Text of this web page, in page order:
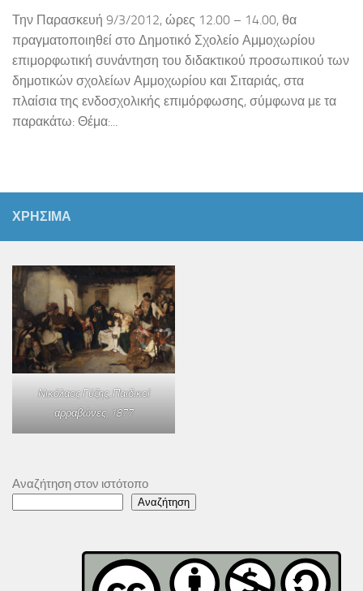
Την Παρασκευή 9/3/2012, ώρες 12.00 – 14.00, θα
πραγματοποιηθεί στο Δημοτικό Σχολείο Αμμοχωρίου
επιμορφωτική συνάντηση του διδακτικού προσωπικού των
δημοτικών σχολείων Αμμοχωρίου και Σιταριάς, στα
πλαίσια της ενδοσχολικής επιμόρφωσης, σύμφωνα με τα
παρακάτω: Θέμα:...
ΧΡΗΣΙΜΑ
Νικόλαος Γύζης,Παιδικοί
αρραβώνες, 1877
Αναζήτηση στον ιστότοπο
Αναζήτηση